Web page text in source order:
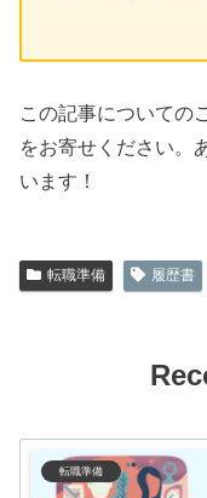
この記事についての
をお寄せください。
います！
転職準備 履歴書
転職準備